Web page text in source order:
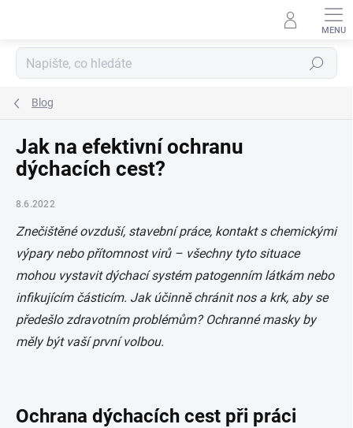
Hledat
Blog
Jak na efektivní ochranu
dýchacích cest?
8.6.2022
Znečištěné ovzduší, stavební práce, kontakt s chemickými
výpary nebo přítomnost virů – všechny tyto situace
mohou vystavit dýchací systém patogenním látkám nebo
infikujícím částicím. Jak účinně chránit nos a krk, aby se
předešlo zdravotním problémům? Ochranné masky by
měly být vaší první volbou.
Ochrana dýchacích cest při práci